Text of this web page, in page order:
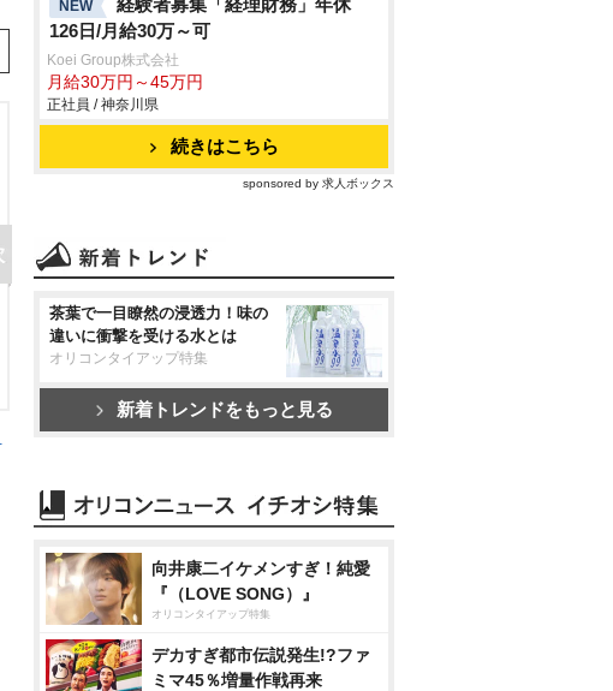
NEW
経験者募集「経理財務」年休
126日/月給30万～可
Koei Group株式会社
月給30万円～45万円
正社員 / 神奈川県
続きはこちら
sponsored by 求人ボックス
茶葉で一目瞭然の浸透力！味の
違いに衝撃を受ける水とは
オリコンタイアップ特集
新着トレンドをもっと見る
向井康二イケメンすぎ！純愛
『（LOVE SONG）』
オリコンタイアップ特集
デカすぎ都市伝説発生!?ファ
ミマ45％増量作戦再来